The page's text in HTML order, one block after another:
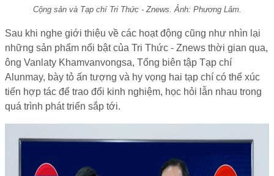
Cộng sản và Tạp chí Tri Thức - Znews. Ảnh: Phương Lâm.
Sau khi nghe giới thiệu về các hoạt động cũng như nhìn lại
những sản phẩm nổi bật của Tri Thức - Znews thời gian qua,
ông Vanlaty Khamvanvongsa, Tổng biên tập Tạp chí
Alunmay, bày tỏ ấn tượng và hy vọng hai tạp chí có thể xúc
tiến hợp tác để trao đổi kinh nghiệm, học hỏi lẫn nhau trong
quá trình phát triển sắp tới.